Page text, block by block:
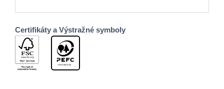
Certifikáty a Výstražné symboly